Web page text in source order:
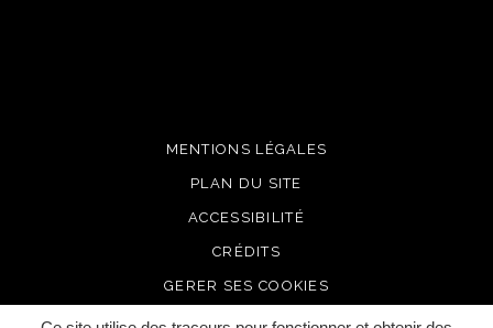
MENTIONS LÉGALES
PLAN DU SITE
ACCESSIBILITÉ
CRÉDITS
GERER SES COOKIES